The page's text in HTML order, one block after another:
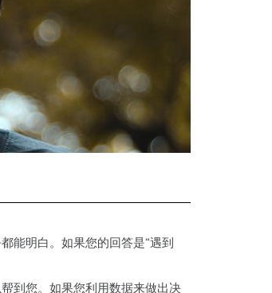
能明白。如果您的回答是“遇到
到您。如果您利用数据来做出决